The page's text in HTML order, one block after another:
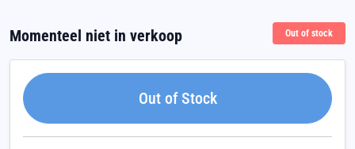
Momenteel niet in verkoop Out of stock
Out of Stock